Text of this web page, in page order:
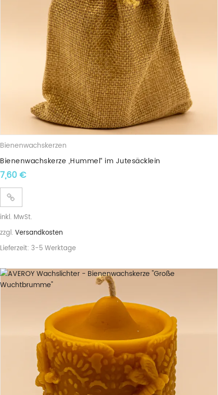
Bienenwachskerzen
Bienenwachskerze „Hummel“ im Jutesäcklein
7,60€
inkl. MwSt.
zzgl. Versandkosten
Lieferzeit: 3-5 Werktage